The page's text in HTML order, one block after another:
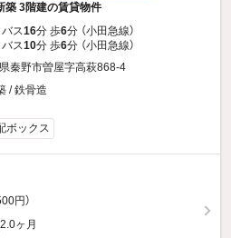
築 3階建の賃貸物件
ス16分 歩6分 （小田急線）
ス10分 歩6分 （小田急線）
秦野市曽屋字高萩868-4
/ 鉄骨造
ボックス
円）
2.0ヶ月